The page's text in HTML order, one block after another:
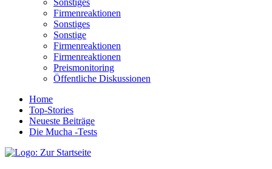
Sonstiges
Firmenreaktionen
Sonstiges
Sonstige
Firmenreaktionen
Firmenreaktionen
Preismonitoring
Öffentliche Diskussionen
Home
Top-Stories
Neueste Beiträge
Die Mucha -Tests